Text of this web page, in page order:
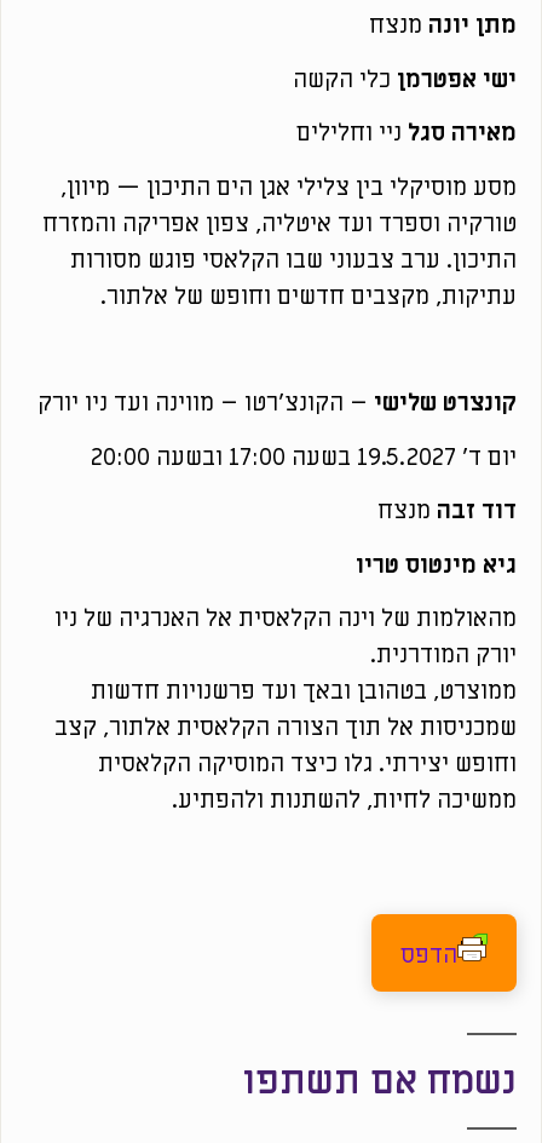
מתן יונה מנצח
ישי אפטרמן כלי הקשה
מאירה סגל ניי וחלילים
מסע מוסיקלי בין צלילי אגן הים התיכון — מיוון,
טורקיה וספרד ועד איטליה, צפון אפריקה והמזרח
התיכון. ערב צבעוני שבו הקלאסי פוגש מסורות
עתיקות, מקצבים חדשים וחופש של אלתור.
קונצרט שלישי – הקונצ'רטו – מווינה ועד ניו יורק
יום ד' 19.5.2027 בשעה 17:00 ובשעה 20:00
דוד זבה מנצח
גיא מינטוס טריו
מהאולמות של וינה הקלאסית אל האנרגיה של ניו
יורק המודרנית.
ממוצרט, בטהובן ובאך ועד פרשנויות חדשות
שמכניסות אל תוך הצורה הקלאסית אלתור, קצב
וחופש יצירתי. גלו כיצד המוסיקה הקלאסית
ממשיכה לחיות, להשתנות ולהפתיע.
הדפס
נשמח אם תשתפו